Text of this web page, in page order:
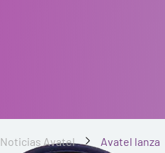
Noticias Avatel
Avatel lanza